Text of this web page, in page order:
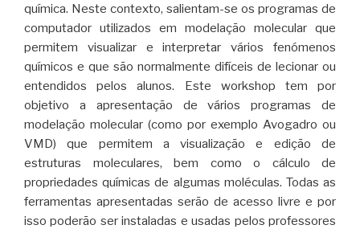
química. Neste contexto, salientam-se os programas de
computador utilizados em modelação molecular que
permitem visualizar e interpretar vários fenómenos
químicos e que são normalmente difíceis de lecionar ou
entendidos pelos alunos. Este workshop tem por
objetivo a apresentação de vários programas de
modelação molecular (como por exemplo Avogadro ou
VMD) que permitem a visualização e edição de
estruturas moleculares, bem como o cálculo de
propriedades químicas de algumas moléculas. Todas as
ferramentas apresentadas serão de acesso livre e por
isso poderão ser instaladas e usadas pelos professores